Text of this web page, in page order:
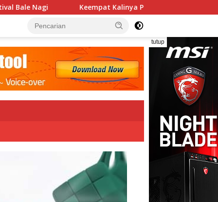
Kalinya PN Lembata Kabulkan Eksepsi, Kado
tutup